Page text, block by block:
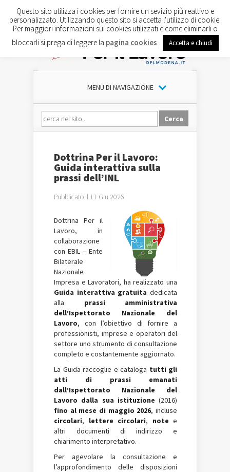
MENU DI NAVIGAZIONE
Dottrina Per il Lavoro:
Guida interattiva sulla
prassi dell’INL
Pubblicato il 11 Giu 2026
Dottrina Per il
Lavoro, in
collaborazione
con EBIL – Ente
Bilaterale
Nazionale
Impresa e Lavoratori, ha realizzato una
Guida interattiva gratuita dedicata
alla prassi amministrativa
dell’Ispettorato Nazionale del
Lavoro, con l’obiettivo di fornire a
professionisti, imprese e operatori del
settore uno strumento di consultazione
completo e costantemente aggiornato.
La Guida raccoglie e cataloga tutti gli
atti di prassi emanati
dall’Ispettorato Nazionale del
Lavoro dalla sua istituzione (2016)
fino al mese di maggio 2026, incluse
circolari, lettere circolari, note e
altri documenti di indirizzo e
chiarimento interpretativo.
Per agevolare la consultazione e
l’approfondimento delle disposizioni
Questo sito utilizza i cookies per fornire un sevizio più reattivo e
personalizzato. Utilizzando questo sito si accetta l'utilizzo di cookie.
Per maggiori informazioni sui cookies utilizzati e come eliminarli o
bloccarli si prega di leggere la pagina cookies Accetta e chiudi